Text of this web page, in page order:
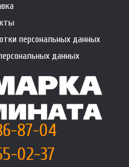
персональных данных
данных
87-04
02-37